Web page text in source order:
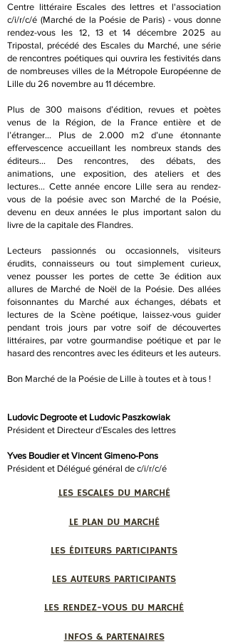
Centre littéraire Escales des lettres et l'association
c/i/r/c/é (Marché de la Poésie de Paris) - vous donne
rendez-vous les 12, 13 et 14 décembre 2025 au
Tripostal, précédé des Escales du Marché, une série
de rencontres poétiques qui ouvrira les festivités dans
de nombreuses villes de la Métropole Européenne de
Lille du 26 novembre au 11 décembre.
Plus de 300 maisons d’édition, revues et poètes
venus de la Région, de la France entière et de
l’étranger… Plus de 2.000 m2 d’une étonnante
effervescence accueillant les nombreux stands des
éditeurs… Des rencontres, des débats, des
animations, une exposition, des ateliers et des
lectures… Cette année encore Lille sera au rendez-
vous de la poésie avec son Marché de la Poésie,
devenu en deux années le plus important salon du
livre de la capitale des Flandres.
Lecteurs passionnés ou occasionnels, visiteurs
érudits, connaisseurs ou tout simplement curieux,
venez pousser les portes de cette 3e édition aux
allures de Marché de Noël de la Poésie. Des allées
foisonnantes du Marché aux échanges, débats et
lectures de la Scène poétique, laissez-vous guider
pendant trois jours par votre soif de découvertes
littéraires, par votre gourmandise poétique et par le
hasard des rencontres avec les éditeurs et les auteurs.
Bon Marché de la Poésie de Lille à toutes et à tous !
Ludovic Degroote et Ludovic Paszkowiak
Président et Directeur d’Escales des lettres
Yves Boudier etVincent Gimeno-Pons
Président et Délégué général de c/i/r/c/é
LES ESCALES DU MARCHÉ
LE PLAN DU MARCHÉ
LES ÉDITEURS PARTICIPANTS
LES AUTEURS PARTICIPANTS
LES RENDEZ-VOUS DU MARCHÉ
INFOS & PARTENAIRES